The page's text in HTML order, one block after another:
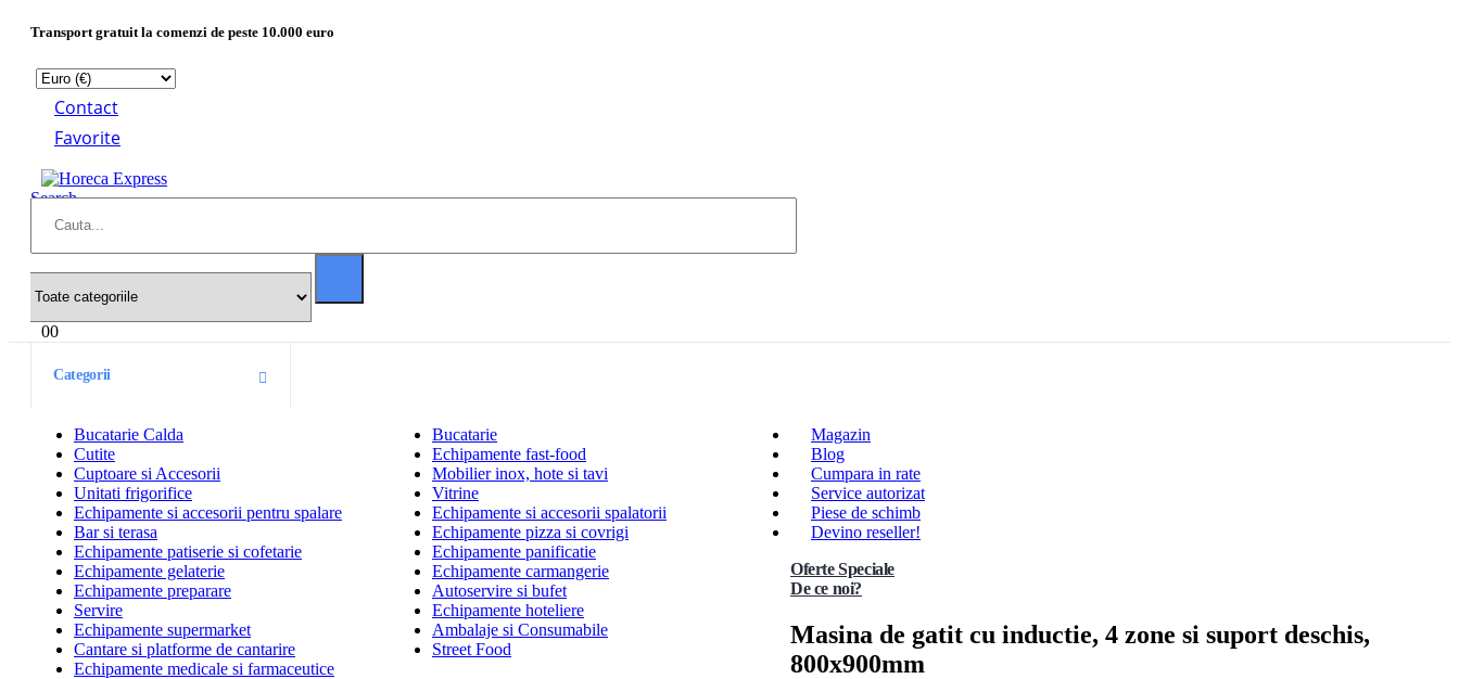
Transport gratuit la comenzi de peste 10.000 euro
Contact
Favorite
Search
00
Categorii
Bucatarie Calda
Bucatarie
Cutite
Echipamente fast-food
Cuptoare si Accesorii
Mobilier inox, hote si tavi
Unitati frigorifice
Vitrine
Echipamente si accesorii pentru spalare
Echipamente si accesorii spalatorii
Bar si terasa
Echipamente pizza si covrigi
Echipamente patiserie si cofetarie
Echipamente panificatie
Echipamente gelaterie
Echipamente carmangerie
Echipamente preparare
Autoservire si bufet
Servire
Echipamente hoteliere
Echipamente supermarket
Ambalaje si Consumabile
Cantare si platforme de cantarire
Street Food
Echipamente medicale si farmaceutice
Magazin
Blog
Cumpara in rate
Service autorizat
Piese de schimb
Devino reseller!
Oferte Speciale
De ce noi?
Masina de gatit cu inductie, 4 zone si suport deschis,
800x900mm